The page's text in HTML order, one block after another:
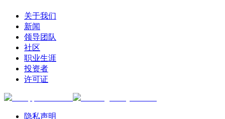
关于我们
新闻
领导团队
社区
职业生涯
投资者
许可证
隐私声明